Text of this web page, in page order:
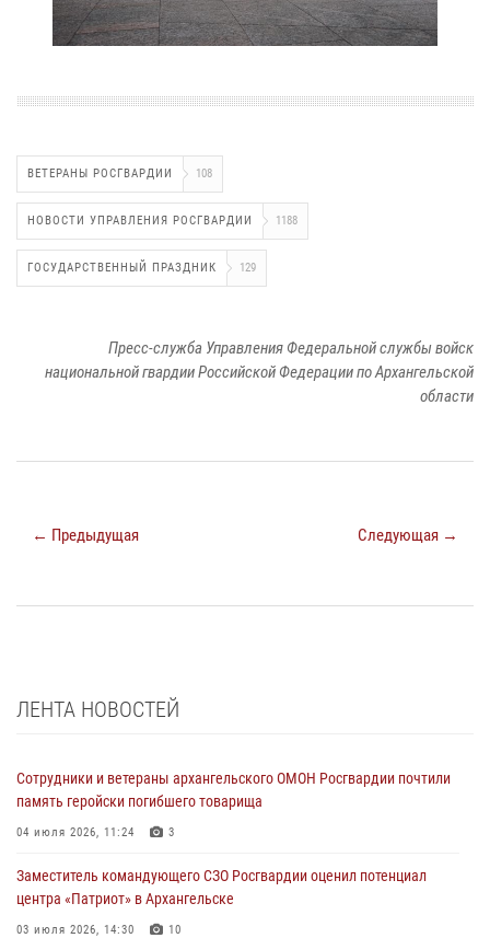
ВЕТЕРАНЫ РОСГВАРДИИ 108
НОВОСТИ УПРАВЛЕНИЯ РОСГВАРДИИ 1188
ГОСУДАРСТВЕННЫЙ ПРАЗДНИК 129
Пресс-служба Управления Федеральной службы войск
национальной гвардии Российской Федерации по Архангельской
области
← Предыдущая Следующая →
ЛЕНТА НОВОСТЕЙ
Сотрудники и ветераны архангельского ОМОН Росгвардии почтили
память геройски погибшего товарища
04 июля 2026, 11:24 3
Заместитель командующего СЗО Росгвардии оценил потенциал
центра «Патриот» в Архангельске
03 июля 2026, 14:30 10